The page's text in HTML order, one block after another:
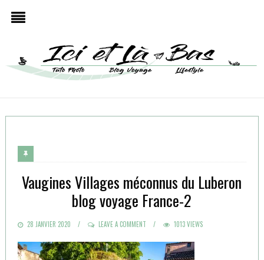
Vaugines Villages méconnus du Luberon
blog voyage France-2
POSTED
28 JANVIER 2020 LEAVE A COMMENT 1013 VIEWS